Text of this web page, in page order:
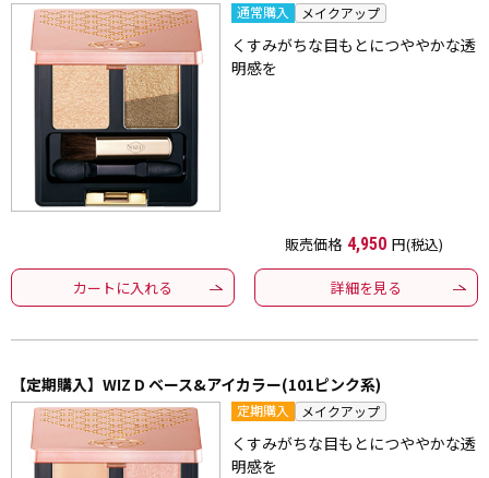
通常購入 メイクアップ
くすみがちな目もとにつややかな透
明感を
販売価格 4,950 円(税込)
カートに入れる 詳細を見る
【定期購入】WIZ D ベース&アイカラー(101ピンク系)
定期購入 メイクアップ
くすみがちな目もとにつややかな透
明感を